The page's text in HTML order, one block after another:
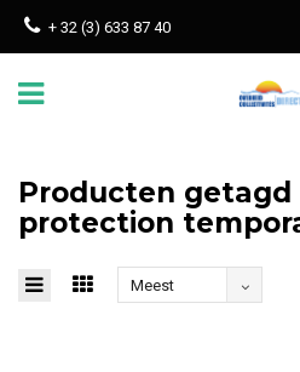
+ 32 (3) 633 87 40
Producten
protection
Meest